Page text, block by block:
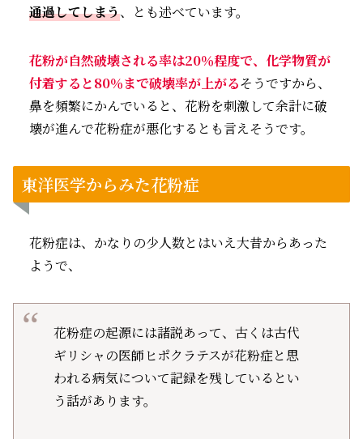
通過してしまう、とも述べています。
花粉が自然破壊される率は20％程度で、化学物質が
付着すると80％まで破壊率が上がるそうですから、
鼻を頻繁にかんでいると、花粉を刺激して余計に破
壊が進んで花粉症が悪化するとも言えそうです。
東洋医学からみた花粉症
花粉症は、かなりの少人数とはいえ大昔からあった
ようで、
花粉症の起源には諸説あって、古くは古代
ギリシャの医師ヒポクラテスが花粉症と思
われる病気について記録を残しているとい
う話があります。